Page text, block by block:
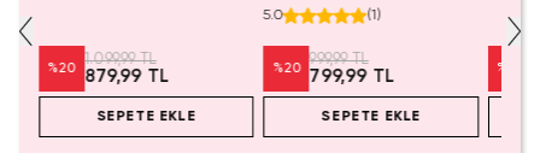
%20
1.099,99 TL
879,99 TL
SEPETE EKLE
Eğlenceli Sunum
5.0 (1)
%20
999,99 TL
799,99 TL
SEPETE EKLE
%